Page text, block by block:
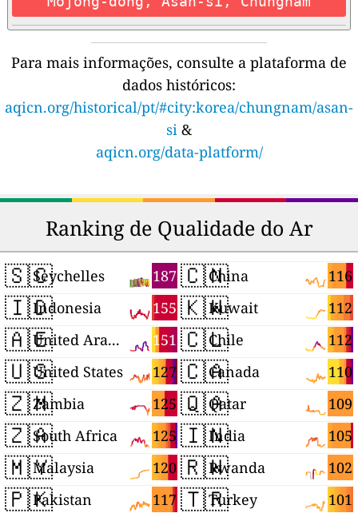
Para mais informações, consulte a plataforma de
dados históricos:
aqicn.org/historical/pt/#city:korea/chungnam/asan-
si &
aqicn.org/data-platform/
Ranking de Qualidade do Ar
🇸🇨 187
Seychelles
🇮🇩 155
Indonesia
🇦🇪 151
United Arab Emirates
🇺🇸 127
United States
🇿🇲 125
Zambia
🇿🇦 125
South Africa
🇲🇾 120
Malaysia
🇵🇰 117
Pakistan
🇨🇳 116
China
🇰🇼 112
Kuwait
🇨🇱 112
Chile
🇨🇦 110
Canada
🇶🇦 109
Qatar
🇮🇳 105
India
🇷🇼 102
Rwanda
🇹🇷 101
Turkey